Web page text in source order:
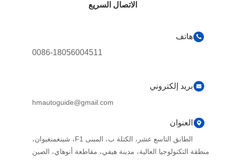
الاتصال السريع
هاتف
0086-18056004511
بريد إلكتروني
hmautoguide@gmail.com
العنوان
الطابق التاسع عشر، الكتلة ب، المبنى F1، شينغمنغيوان،
منطقة التكنولوجيا العالية، مدينة هيفي، مقاطعة أنوهاي، الصين